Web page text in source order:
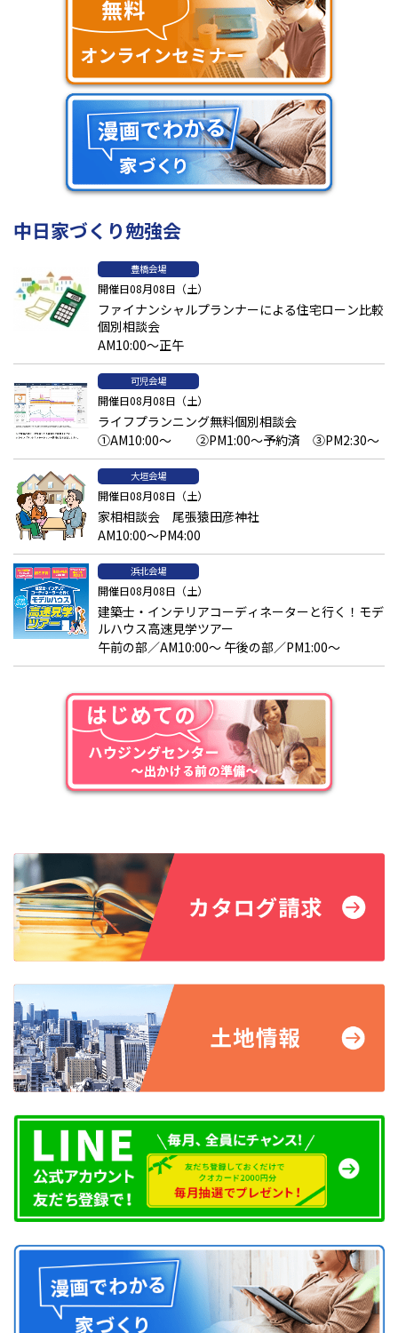
階段の手すりは、平成12年の建築基準法改正により設置が義務化
されています。それ以前に建てられた住宅では、手すりが設けら
れていないケースも少なくありません。「壁があるから大丈夫」
と思われがちですが、転倒時にとっさにつかめる手すりの有無で、
安全性は大きく変わります。壁のない側には必ず設置し、可能で
あれば両側に手すりを設けることで、年代を問わず安心して使え
る階段になります。
勾配を緩やかにする
勾配とは、階段の傾き具合（角度）を指します。勾配がきついほ
ど1段あたりの高さ（蹴上）が高くなり、足腰への負担が大きくな
るうえ、転倒リスクも高まります。一般的な住宅では
度になることが多いですが、子育て世帯や将来を見据えるなら、
40 度以下を目安に設計すると身体への負担を抑えやすくなりま
す。あわせて、踏面（足を乗せる奥行き）を十分に確保すること
で、より安定した上り下りが可能になります。勾配が緩やかな階段
は設置スペースが必要になりますが、長期的な安全性と使いやすさ
を考えると重要な検討ポイントです。
滑りにくくする
階段事故の中でも、足元を滑らせてしまうケースは特に多いとさ
・滑りにくい素材（ゴム・樹脂・カーペットなど）を採用する
・段板に滑り止めテープやゴム部材を設置する
足元が見やすい照明
階段の照明は、明るさだけでなく「どこを照らすか」が重要で
す。全体を強く照らすよりも、段差がはっきり分かる照明配置を
意識しましょう。フットライトや人感センサー付き照明を採用す
れば、夜間でも安全に上り下りでき、省エネにもつながります。
定期的なメンテナンス
中日家づくり勉強会
豊橋会場
開催日08月08日（土）
ファイナンシャルプランナーによる住宅ローン比較
個別相談会
AM10:00～正午
可児会場
開催日08月08日（土）
ライフプランニング無料個別相談会
①AM10:00～ ②PM1:00～予約済 ③PM2:30～
大垣会場
開催日08月08日（土）
家相相談会 尾張猿田彦神社
AM10:00～PM4:00
浜北会場
開催日08月08日（土）
建築士・インテリアコーディネーターと行く！モデ
ルハウス高速見学ツアー
午前の部／AM10:00～ 午後の部／PM1:00～